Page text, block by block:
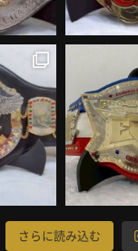
さらに読み込む